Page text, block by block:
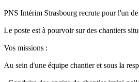
PNS Intérim Strasbourg recrute pour l'un
Le poste est à pourvoir sur des chantiers
Vos missions :
Au sein d'une équipe chantier et sous la